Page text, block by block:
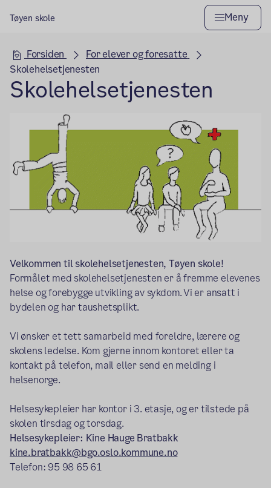
Tøyen skole Meny
Hovedseksjon
Forsiden
For elever og foresatte
Skolehelsetjenesten
Skolehelsetjenesten
Velkommen til skolehelsetjenesten, Tøyen skole!
Formålet med skolehelsetjenesten er å fremme elevenes
helse og forebygge utvikling av sykdom. Vi er ansatt i
bydelen og har taushetsplikt.
Vi ønsker et tett samarbeid med foreldre, lærere og
skolens ledelse. Kom gjerne innom kontoret eller ta
kontakt på telefon, mail eller send en melding i
helsenorge.
Helsesykepleier har kontor i 3. etasje, og er tilstede på
skolen tirsdag og torsdag.
Helsesykepleier: Kine Hauge Bratbakk
kine.bratbakk@bgo.oslo.kommune.no
Telefon: 95 98 65 61